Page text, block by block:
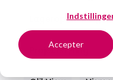
Accepter
Lageroptimering
Projektstyring